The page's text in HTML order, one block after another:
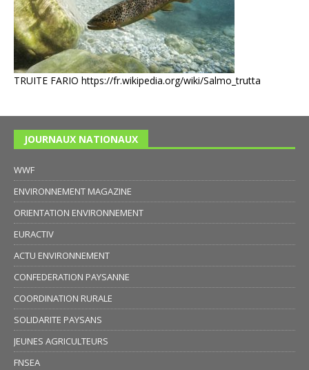
TRUITE FARIO https://fr.wikipedia.org/wiki/Salmo_trutta
JOURNAUX NATIONAUX
WWF
ENVIRONNEMENT MAGAZINE
ORIENTATION ENVIRONNEMENT
EURACTIV
ACTU ENVIRONNEMENT
CONFEDERATION PAYSANNE
COORDINATION RURALE
SOLIDARITE PAYSANS
JEUNES AGRICULTEURS
FNSEA